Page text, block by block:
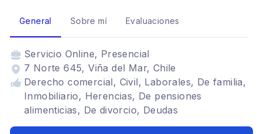
General Sobre mí Evaluaciones
Servicio Online, Presencial
7 Norte 645, Viña del Mar, Chile
Derecho comercial, Civil, Laborales, De familia,
Inmobiliario, Herencias, De pensiones
alimenticias, De divorcio, Deudas